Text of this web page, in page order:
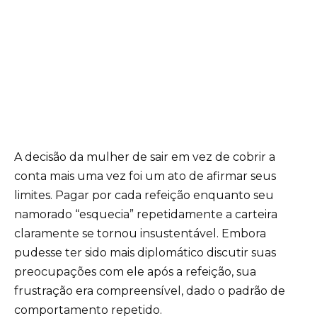
A decisão da mulher de sair em vez de cobrir a
conta mais uma vez foi um ato de afirmar seus
limites. Pagar por cada refeição enquanto seu
namorado “esquecia” repetidamente a carteira
claramente se tornou insustentável. Embora
pudesse ter sido mais diplomático discutir suas
preocupações com ele após a refeição, sua
frustração era compreensível, dado o padrão de
comportamento repetido.